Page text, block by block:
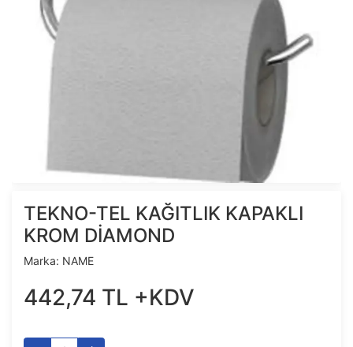
TEKNO-TEL KAĞITLIK KAPAKLI
KROM DİAMOND
Marka: NAME
442,74 TL +KDV